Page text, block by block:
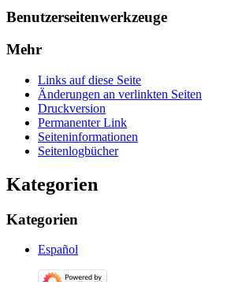
Benutzerseitenwerkzeuge
Mehr
Links auf diese Seite
Änderungen an verlinkten Seiten
Druckversion
Permanenter Link
Seiten­­informationen
Seitenlogbücher
Kategorien
Kategorien
Español